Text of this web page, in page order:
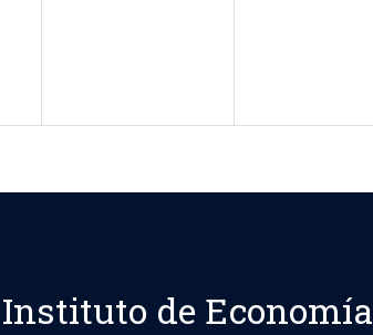
Instituto de Economía